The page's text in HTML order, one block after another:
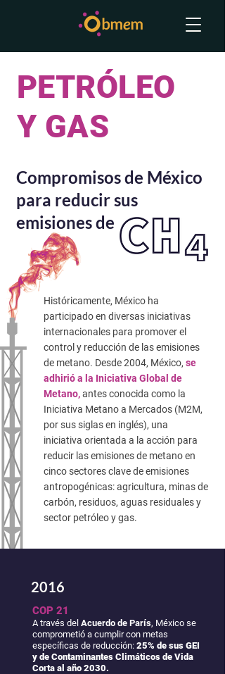
PETRÓLEO
Y GAS
Compromisos de México
para reducir sus
emisiones de
Históricamente, México ha
participado en diversas iniciativas
internacionales para promover el
control y reducción de las emisiones
de metano. Desde 2004, México, se
adhirió a la Iniciativa Global de
Metano,antes conocida como la
Iniciativa Metano a Mercados (M2M,
por sus siglas en inglés), una
iniciativa orientada a la acción para
reducir las emisiones de metano en
cinco sectores clave de emisiones
antropogénicas: agricultura, minas de
carbón, residuos, aguas residuales y
sector petróleo y gas.
2016
COP 21
A través del Acuerdo de París, México se
comprometió a cumplir con metas
específicas de reducción: 25% de sus GEI
y de Contaminantes Climáticos de Vida
Corta al año 2030.